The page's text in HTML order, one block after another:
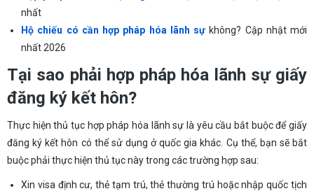
nhất
Hộ chiếu có cần hợp pháp hóa lãnh sự không? Cập nhật mới
nhất 2026
Tại sao phải hợp pháp hóa lãnh sự giấy
đăng ký kết hôn?
Thực hiện thủ tục hợp pháp hóa lãnh sự là yêu cầu bắt buộc để giấy
đăng ký kết hôn có thể sử dụng ở quốc gia khác. Cụ thể, bạn sẽ bắt
buộc phải thực hiện thủ tục này trong các trường hợp sau:
Xin visa định cư, thẻ tạm trú, thẻ thường trú hoặc nhập quốc tịch